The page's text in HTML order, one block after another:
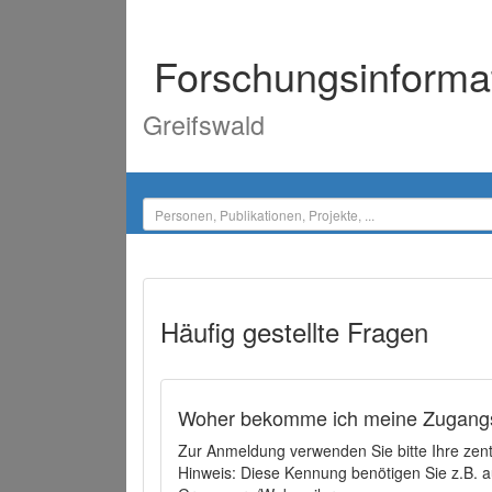
Greifswald
Häufig gestellte Fragen
Woher bekomme ich meine
Zur Anmeldung verwenden Sie bitte Ihre
Hinweis: Diese Kennung benötigen Sie z.B.